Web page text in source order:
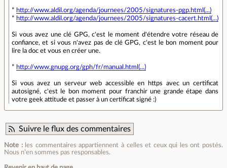
* http://www.aldil.org/agenda/journees/2005/signatures-pgp.html(...)
* http://www.aldil.org/agenda/journees/2005/signatures-cacert.html(...)
Si vous avez une clé GPG, c'est le moment d'étendre votre réseau de
confiance, et si vous n'avez pas de clé GPG, c'est le bon moment pour
lire la doc et vous en créer une.
* http://www.gnupg.org/gph/fr/manual.html(...)
Si vous avez un serveur web accessible en https avec un certificat
autosigné, c'est le bon moment pour franchir une grande étape dans
votre geek attitude et passer à un certificat signé :)
Suivre le flux des commentaires
Note :les commentaires appartiennent à celles et ceux qui les ont postés.
Nous n’en sommes pas responsables.